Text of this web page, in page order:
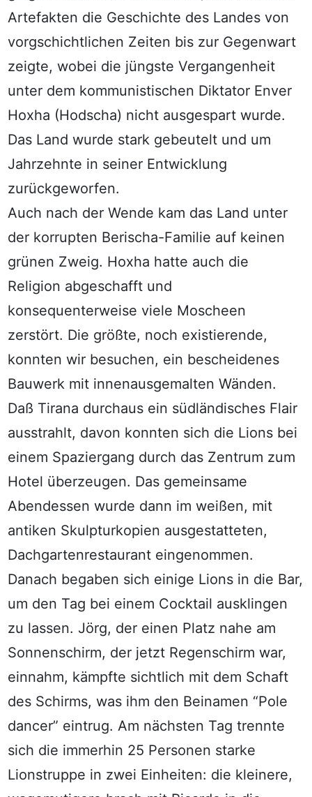
Artefakten die Geschichte des Landes von
vorgschichtlichen Zeiten bis zur Gegenwart
zeigte, wobei die jüngste Vergangenheit
unter dem kommunistischen Diktator Enver
Hoxha (Hodscha) nicht ausgespart wurde.
Das Land wurde stark gebeutelt und um
Jahrzehnte in seiner Entwicklung
zurückgeworfen.
Auch nach der Wende kam das Land unter
der korrupten Berischa-Familie auf keinen
grünen Zweig. Hoxha hatte auch die
Religion abgeschafft und
konsequenterweise viele Moscheen
zerstört. Die größte, noch existierende,
konnten wir besuchen, ein bescheidenes
Bauwerk mit innenausgemalten Wänden.
Daß Tirana durchaus ein südländisches Flair
ausstrahlt, davon konnten sich die Lions bei
einem Spaziergang durch das Zentrum zum
Hotel überzeugen. Das gemeinsame
Abendessen wurde dann im weißen, mit
antiken Skulpturkopien ausgestatteten,
Dachgartenrestaurant eingenommen.
Danach begaben sich einige Lions in die Bar,
um den Tag bei einem Cocktail ausklingen
zu lassen. Jörg, der einen Platz nahe am
Sonnenschirm, der jetzt Regenschirm war,
einnahm, kämpfte sichtlich mit dem Schaft
des Schirms, was ihm den Beinamen “Pole
dancer” eintrug. Am nächsten Tag trennte
sich die immerhin 25 Personen starke
Lionstruppe in zwei Einheiten: die kleinere,